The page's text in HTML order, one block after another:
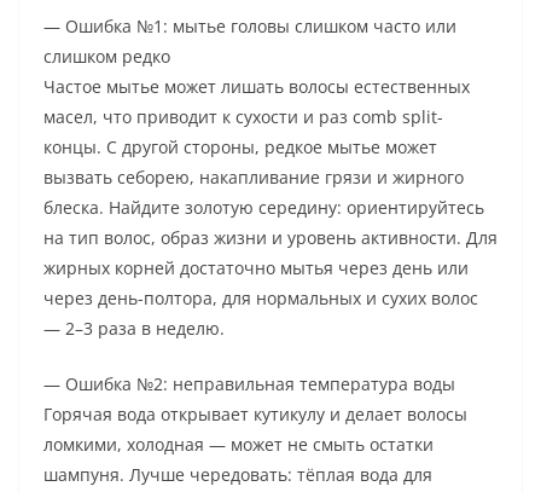
— Ошибка №1: мытье головы слишком часто или
слишком редко
Частое мытье может лишать волосы естественных
масел, что приводит к сухости и раз comb split-
концы. С другой стороны, редкое мытье может
вызвать себорею, накапливание грязи и жирного
блеска. Найдите золотую середину: ориентируйтесь
на тип волос, образ жизни и уровень активности. Для
жирных корней достаточно мытья через день или
через день-полтора, для нормальных и сухих волос
— 2–3 раза в неделю.
— Ошибка №2: неправильная температура воды
Горячая вода открывает кутикулу и делает волосы
ломкими, холодная — может не смыть остатки
шампуня. Лучше чередовать: тёплая вода для